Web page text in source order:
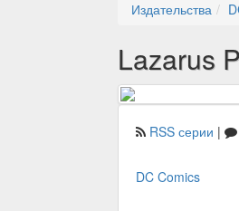
Издательства
Lazarus
RSS серии |
DC Comics